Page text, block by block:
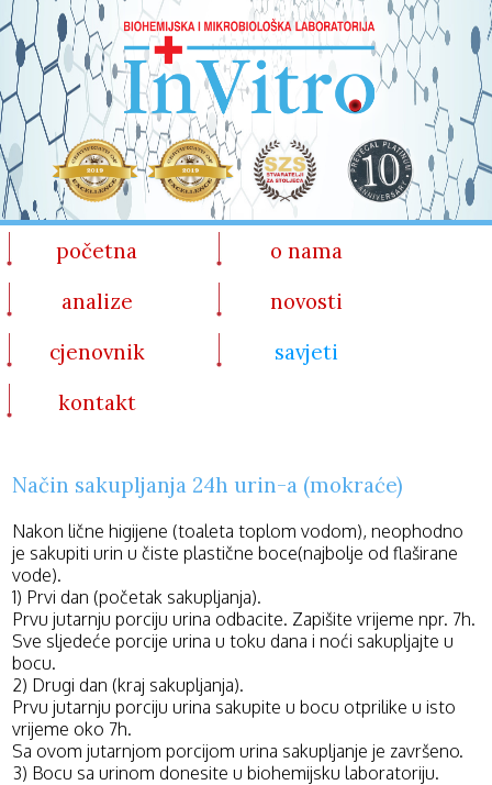
početna
o nama
analize
novosti
cjenovnik
savjeti
kontakt
Način sakupljanja 24h urin-a (mokraće)
Nakon lične higijene (toaleta toplom vodom), neophodno
je sakupiti urin u čiste plastične boce(najbolje od flaširane
vode).
1) Prvi dan (početak sakupljanja).
Prvu jutarnju porciju urina odbacite. Zapišite vrijeme npr. 7h.
Sve sljedeće porcije urina u toku dana i noći sakupljajte u
bocu.
2) Drugi dan (kraj sakupljanja).
Prvu jutarnju porciju urina sakupite u bocu otprilike u isto
vrijeme oko 7h.
Sa ovom jutarnjom porcijom urina sakupljanje je završeno.
3) Bocu sa urinom donesite u biohemijsku laboratoriju.